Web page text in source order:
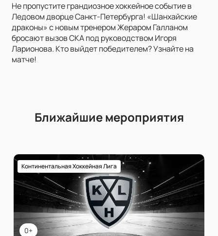
Не пропустите грандиозное хоккейное событие в
Ледовом дворце Санкт-Петербурга! «Шанхайские
драконы» с новым тренером Жераром Галланом
бросают вызов СКА под руководством Игоря
Ларионова. Кто выйдет победителем? Узнайте на
матче!
Ближайшие мероприятия
0+
Континентальная Хоккейная Лига